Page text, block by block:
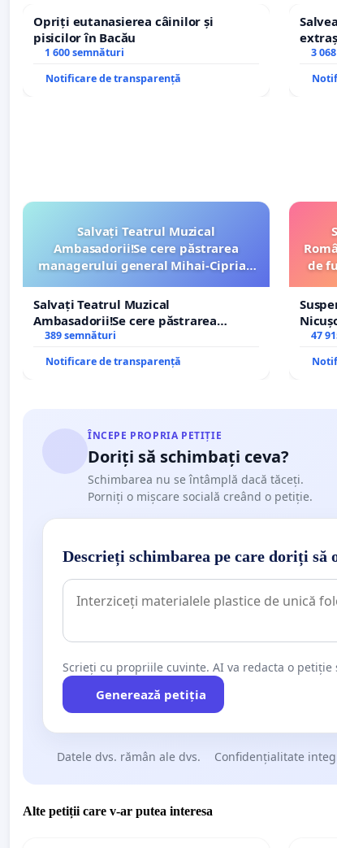
Opriți eutanasierea câinilor și
pisicilor în Bacău
1 600 semnături
Notificare de transparență
3
Salvați Teatrul Muzical
Ambasadorii!Se cere păstrarea
managerului general Mihai-Ciprian
Salvați Teatrul Muzical
Ambasadorii!Se cere păstrarea
managerului general Mihai-Ciprian
ROGOJAN
389 semnături
Notificare de transparență
de
și47
ÎNCEPE PROPRIA PETIȚIE
Doriți să schimbați ceva?
Schimbarea nu se întâmplă dacă tăceți.
Porniți o mișcare socială creând o petiție.
Descrieți schimbarea pe care doriți să
Scrieți cu propriile cuvinte. AI va redacta o petiție
Generează petiția
Datele dvs. rămân ale dvs. Confidențialitate
Alte petiții care v-ar putea interesa